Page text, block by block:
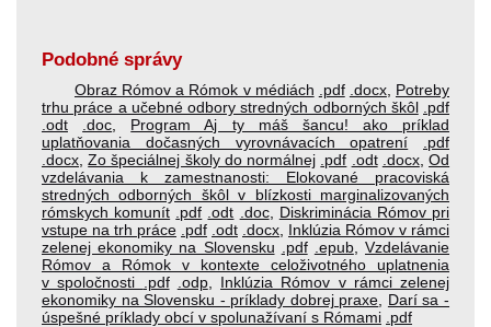
Podobné správy
Obraz Rómov a Rómok v médiách .pdf .docx, Potreby
trhu práce a učebné odbory stredných odborných škôl .pdf
.odt
.doc
Program Aj ty máš šancu! ako príklad
uplatňovania dočasných vyrovnávacích opatrení
.pdf
.docx ,Zo špeciálnej školy do normálnej .pdf .odt .docx,Od
vzdelávania k zamestnanosti: Elokované pracoviská
stredných odborných škôl v blízkosti marginalizovaných
rómskych komunít
.pdf .odt .doc, Diskriminácia Rómov pri
vstupe na trh práce .pdf .odt .docx Inklúzia Rómov v rámci
zelenej ekonomiky na Slovensku
.pdf .epub,Vzdelávanie
Rómov a Rómok v kontexte celoživotného uplatnenia
v spoločnosti
.pdf .odp, Inklúzia Rómov v rámci zelenej
ekonomiky na Slovensku - príklady dobrej praxe
Darí sa -
úspešné príklady obcí v spolunažívaní s Rómami .pdf